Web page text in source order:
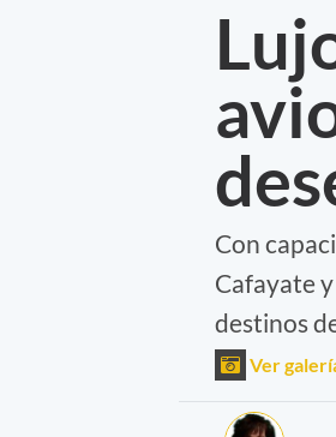
Con
Cafayate
destinos
Ver